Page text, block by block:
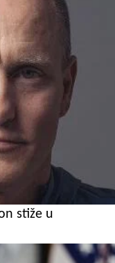
stiže u